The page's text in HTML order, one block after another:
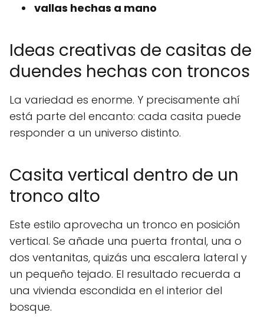
vallas hechas a mano
Ideas creativas de casitas de
duendes hechas con troncos
La variedad es enorme. Y precisamente ahí
está parte del encanto: cada casita puede
responder a un universo distinto.
Casita vertical dentro de un
tronco alto
Este estilo aprovecha un tronco en posición
vertical. Se añade una puerta frontal, una o
dos ventanitas, quizás una escalera lateral y
un pequeño tejado. El resultado recuerda a
una vivienda escondida en el interior del
bosque.